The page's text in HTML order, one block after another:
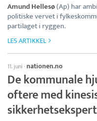
Amund Hellesø(Ap) har
politiske vervet i
partilaget i ryggen.
LES ARTIKKEL
11. juni · nationen.no
De kommunale
oftere med